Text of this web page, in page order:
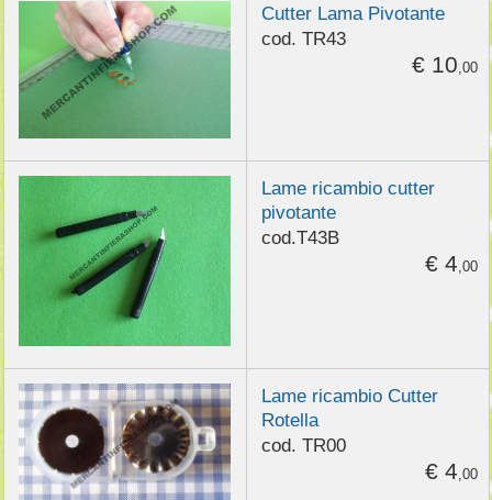
Cutter Lama Pivotante
cod. TR43
€ 10 ,00
Lame ricambio cutter
pivotante
cod.T43B
€ 4 ,00
Lame ricambio Cutter
Rotella
cod. TR00
€ 4 ,00